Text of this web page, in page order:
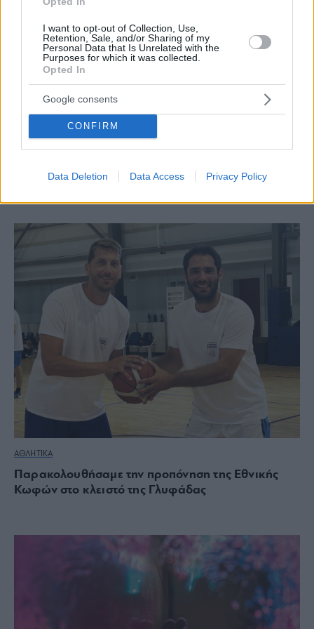
I want to opt-out of Collection, Use,
Retention, Sale, and/or Sharing of my
Personal Data that Is Unrelated with the
Purposes for which it was collected.
Opted In
Google consents
CONFIRM
Data Deletion Data Access Privacy Policy
Α’ Μέρος των εκδηλώσεων
ΑΘΛΗΤΙΚΑ
Παρακολουθήσαμε την προπόνηση της Εθνικής
Κωφών στο κλειστό της Γλυφάδας